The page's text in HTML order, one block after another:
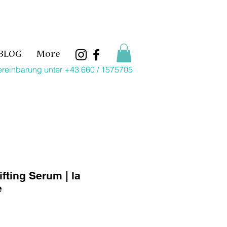
More
unter +43 660 / 1575705
Serum | la